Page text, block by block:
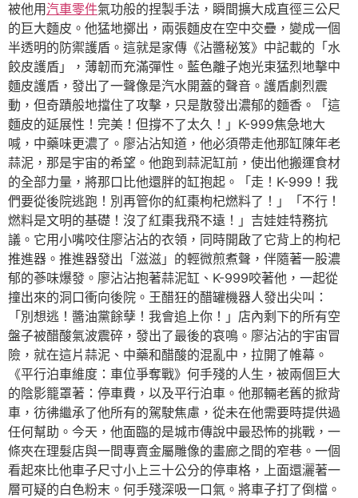
被他用汽車零件氣功般的捏製手法，瞬間擴大成直徑三公尺
的巨大麵皮。他猛地擲出，兩張麵皮在空中交疊，變成一個
半透明的防禦護盾。這就是家傳《沾醬秘笈》中記載的「水
餃皮護盾」，薄韌而充滿彈性。藍色離子炮光束猛烈地擊中
麵皮護盾，發出了一聲像是汽水開蓋的聲音。護盾劇烈震
動，但奇蹟般地擋住了攻擊，只是散發出濃郁的麵香。「這
麵皮的延展性！完美！但撐不了太久！」K-999焦急地大
喊，中藥味更濃了。廖沾沾知道，他必須帶走他那缸陳年老
蒜泥，那是宇宙的希望。他跑到蒜泥缸前，使出他搬運食材
的全部力量，將那口比他還胖的缸抱起。「走！K-999！我
們要從後院逃跑！別再管你的紅棗枸杞燃料了！」「不行！
燃料是文明的基礎！沒了紅棗我飛不遠！」吉娃娃特務抗
議。它用小嘴咬住廖沾沾的衣領，同時開啟了它背上的枸杞
推進器。推進器發出「滋滋」的輕微煎煮聲，伴隨著一股濃
郁的蔘味爆發。廖沾沾抱著蒜泥缸、K-999咬著他，一起從
撞出來的洞口衝向後院。王醋狂的醋罐機器人發出尖叫：
「別想逃！醬油黨餘孽！我會追上你！」店內剩下的所有空
盤子被醋酸氣波震碎，發出了最後的哀鳴。廖沾沾的宇宙冒
險，就在這片蒜泥、中藥和醋酸的混亂中，拉開了帷幕。
《平行泊車維度：車位爭奪戰》何手殘的人生，被兩個巨大
的陰影籠罩著：停車費，以及平行泊車。他那輛老舊的掀背
車，彷彿繼承了他所有的駕駛焦慮，從未在他需要時提供過
任何幫助。今天，他面臨的是城市傳說中最恐怖的挑戰，一
條夾在理髮店與一間專賣金屬雕像的畫廊之間的窄巷。一個
看起來比他車子尺寸小上三十公分的停車格，上面還灑著一
層可疑的白色粉末。何手殘深吸一口氣。將車子打了倒檔。